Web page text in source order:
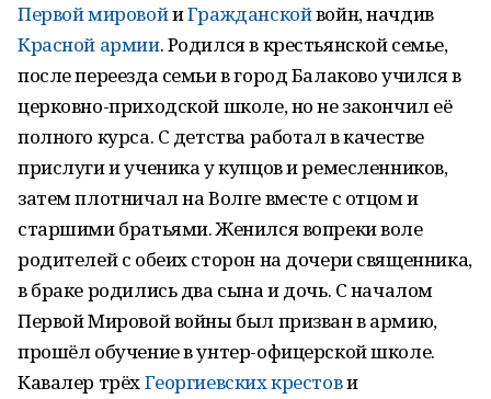
Первой мировойиГражданскойвойн, начдив
Красной армии. Родился в крестьянской семье,
после переезда семьи в город Балаково учился в
церковно-приходской школе, но не закончил её
полного курса. С детства работал в качестве
прислуги и ученика у купцов и ремесленников,
затем плотничал на Волге вместе с отцом и
старшими братьями. Женился вопреки воле
родителей с обеих сторон на дочери священника,
в браке родились два сына и дочь. С началом
Первой Мировой войны был призван в армию,
прошёл обучение в унтер-офицерской школе.
Кавалер трёхГеоргиевских крестови